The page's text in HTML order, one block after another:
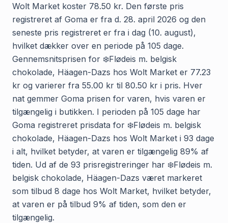
Wolt Market koster 78.50 kr. Den første pris
registreret af Goma er fra d. 28. april 2026 og den
seneste pris registreret er fra i dag (10. august),
hvilket dækker over en periode på 105 dage.
Gennemsnitsprisen for ❄️Flødeis m. belgisk
chokolade, Häagen-Dazs hos Wolt Market er 77.23
kr og varierer fra 55.00 kr til 80.50 kr i pris. Hver
nat gemmer Goma prisen for varen, hvis varen er
tilgængelig i butikken. I perioden på 105 dage har
Goma registreret prisdata for ❄️Flødeis m. belgisk
chokolade, Häagen-Dazs hos Wolt Market i 93 dage
i alt, hvilket betyder, at varen er tilgængelig 89% af
tiden. Ud af de 93 prisregistreringer har ❄️Flødeis m.
belgisk chokolade, Häagen-Dazs været markeret
som tilbud 8 dage hos Wolt Market, hvilket betyder,
at varen er på tilbud 9% af tiden, som den er
tilgængelig.